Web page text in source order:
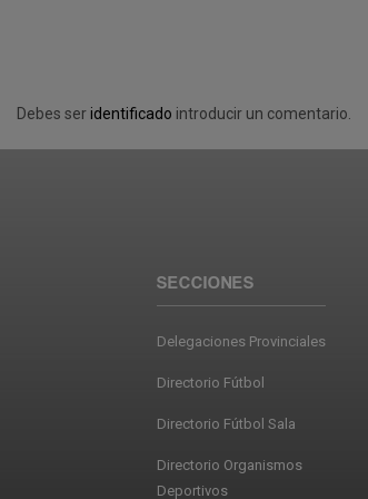
Debes seridentificado introducir un comentario.
SECCIONES
Delegaciones Provinciales
Directorio Fútbol
Directorio Fútbol Sala
Directorio Organismos
Deportivos